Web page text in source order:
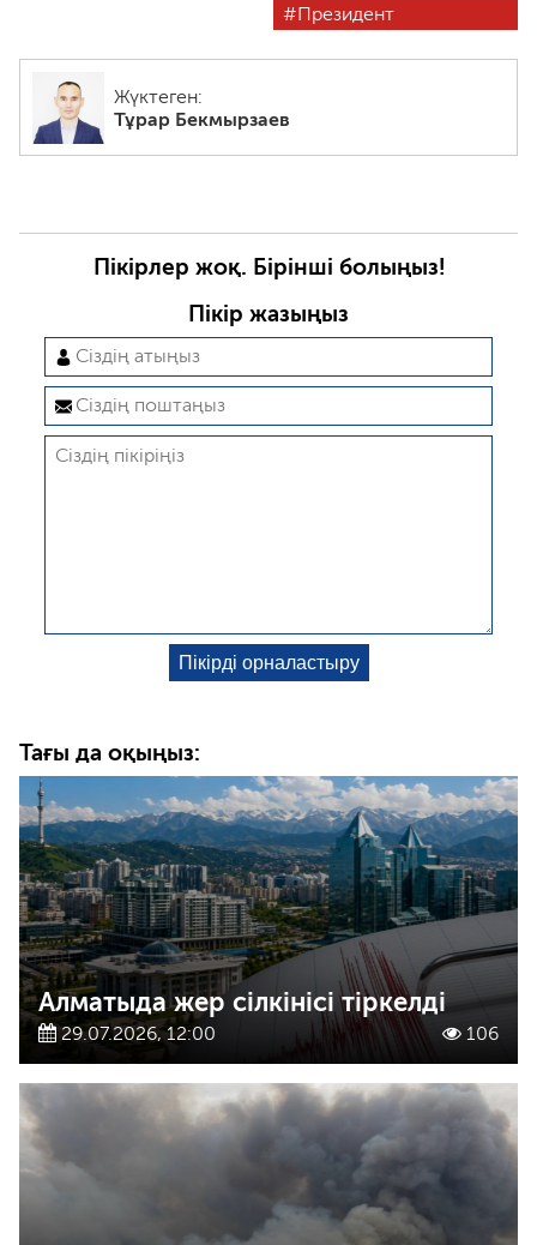
Президент
Жүктеген:
Тұрар Бекмырзаев
Пікірлер жоқ. Бірінші болыңыз!
Пікір жазыңыз
Тағы да оқыңыз:
Алматыда жер сілкінісі тіркелді
29.07.2026, 12:00 106